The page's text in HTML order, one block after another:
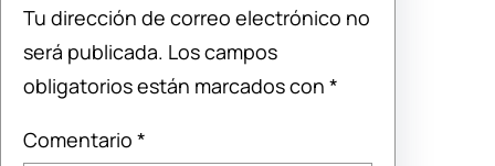
Tu dirección de correo electrónico no
será publicada. Los campos
obligatorios están marcados con *
Comentario *